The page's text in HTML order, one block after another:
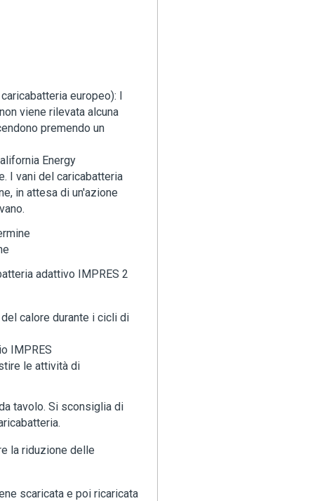
europeo): I
viene rilevata alcuna
premendo un
Energy
I vani del caricabatteria
in attesa di un'azione
adattivo IMPRES 2
calore durante i cicli di
IMPRES
le attività di
tavolo. Si sconsiglia di
la riduzione delle
scaricata e poi ricaricata